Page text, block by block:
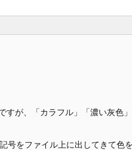
が、「カラフル」「濃い灰色
号をファイル上に出してきて色